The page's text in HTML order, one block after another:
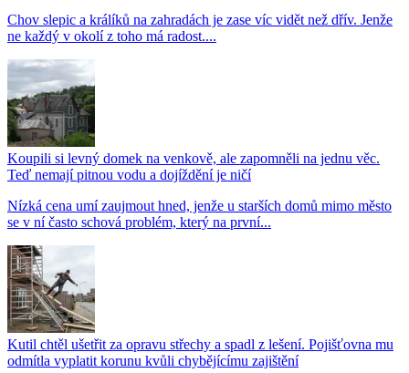
Chov slepic a králíků na zahradách je zase víc vidět než dřív. Jenže
ne každý v okolí z toho má radost....
Koupili si levný domek na venkově, ale zapomněli na jednu věc.
Teď nemají pitnou vodu a dojíždění je ničí
Nízká cena umí zaujmout hned, jenže u starších domů mimo město
se v ní často schová problém, který na první...
Kutil chtěl ušetřit za opravu střechy a spadl z lešení. Pojišťovna mu
odmítla vyplatit korunu kvůli chybějícímu zajištění